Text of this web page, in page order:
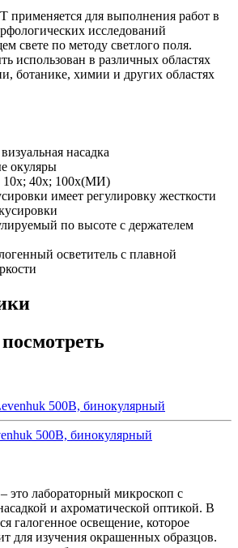
применяется для выполнения работ в
исследований
свете по методу светлого поля.
использован в различных областях
ботанике, химии и других областях
насадка
окуляры
10х; 40х; 100х(МИ)
имеет регулировку жесткости
по высоте с держателем
осветитель с плавной
500B, бинокулярный
это лабораторный микроскоп с
и ахроматической оптикой. В
галогенное освещение, которое
для изучения окрашенных образцов.